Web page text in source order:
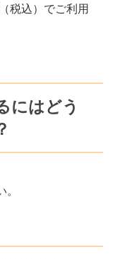
税込）でご利用
にはどう